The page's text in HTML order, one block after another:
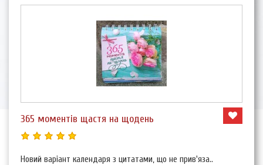
365 моментів щастя на щодень
Новий варіант календаря з цитатами, що не прив'яза..